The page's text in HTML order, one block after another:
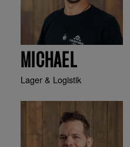
MICHAEL
Lager & Logistik